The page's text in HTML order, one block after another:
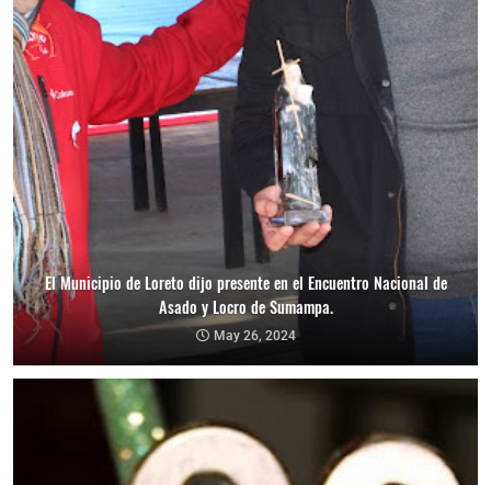
El Municipio de Loreto dijo presente en el Encuentro Nacional de
Asado y Locro de Sumampa.
May 26, 2024